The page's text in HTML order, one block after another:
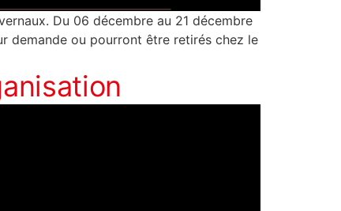
Du 06 décembre au 21 décembre
demande ou pourront être retirés chez le